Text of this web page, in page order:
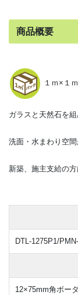
商品概要
１ｍ×１
ガラスと天然石を
洗面・水まわり空
新築、施主支給の
DTL-1275P1/
12×75mm角ボー